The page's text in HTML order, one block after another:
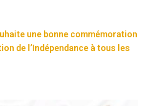
une bonne commémoration
de l’Indépendance à tous les